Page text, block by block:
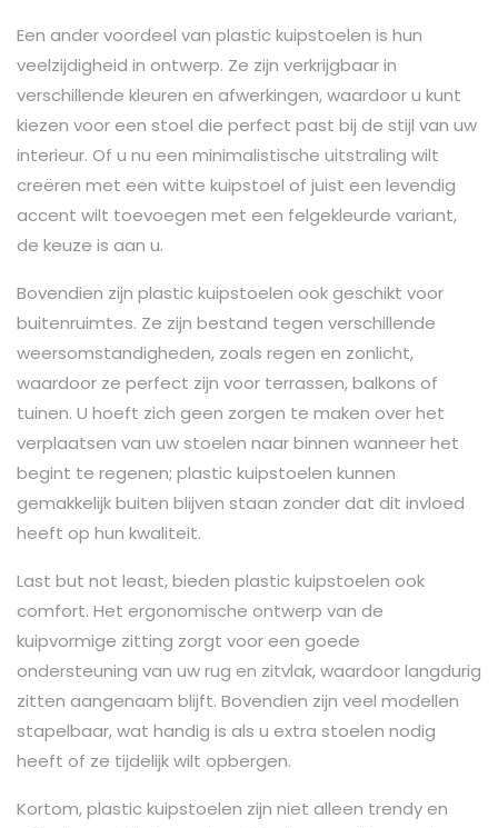
Een ander voordeel van plastic kuipstoelen is hun
veelzijdigheid in ontwerp. Ze zijn verkrijgbaar in
verschillende kleuren en afwerkingen, waardoor u kunt
kiezen voor een stoel die perfect past bij de stijl van uw
interieur. Of u nu een minimalistische uitstraling wilt
creëren met een witte kuipstoel of juist een levendig
accent wilt toevoegen met een felgekleurde variant,
de keuze is aan u.
Bovendien zijn plastic kuipstoelen ook geschikt voor
buitenruimtes. Ze zijn bestand tegen verschillende
weersomstandigheden, zoals regen en zonlicht,
waardoor ze perfect zijn voor terrassen, balkons of
tuinen. U hoeft zich geen zorgen te maken over het
verplaatsen van uw stoelen naar binnen wanneer het
begint te regenen; plastic kuipstoelen kunnen
gemakkelijk buiten blijven staan zonder dat dit invloed
heeft op hun kwaliteit.
Last but not least, bieden plastic kuipstoelen ook
comfort. Het ergonomische ontwerp van de
kuipvormige zitting zorgt voor een goede
ondersteuning van uw rug en zitvlak, waardoor langdurig
zitten aangenaam blijft. Bovendien zijn veel modellen
stapelbaar, wat handig is als u extra stoelen nodig
heeft of ze tijdelijk wilt opbergen.
Kortom, plastic kuipstoelen zijn niet alleen trendy en